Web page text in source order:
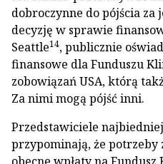
dobroczynne do pójścia za
decyzję w sprawie
Seattle14, publicznie
finansowe dla Funduszu
zobowiązań USA, którą
Za nimi mogą pójść inni.
Przedstawiciele
przypominają, że potrzeby